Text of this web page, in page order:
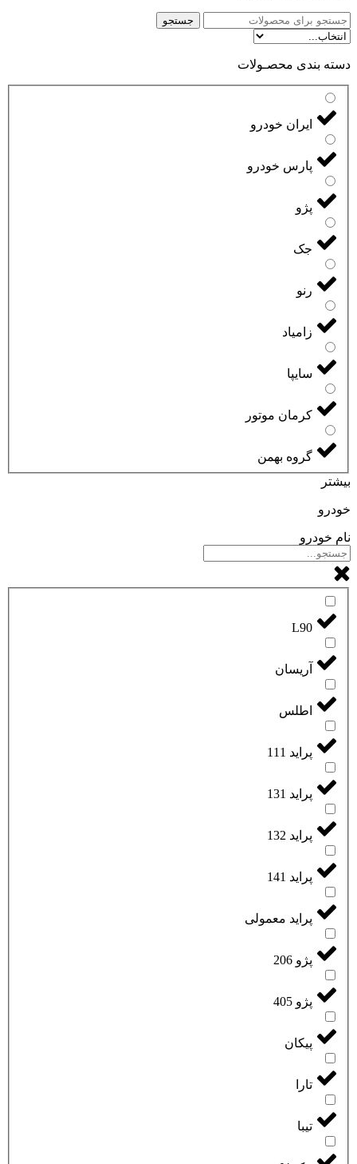
جستجو
دسته بندی محصـولات
ایران خودرو
پارس خودرو
پژو
جک
رنو
زامیاد
سایپا
کرمان موتور
گروه بهمن
بیشتر
خودرو
نام خودرو
L90
آریسان
اطلس
پراید 111
پراید 131
پراید 132
پراید 141
پراید معمولی
پژو 206
پژو 405
پیکان
تارا
تیبا